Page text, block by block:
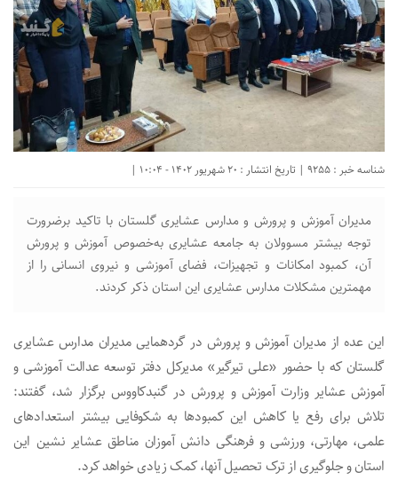
شناسه خبر : 9255 | تاریخ انتشار : 20 شهریور 1402 - 10:04 |
مدیران آموزش و پرورش و مدارس عشایری گلستان با تاکید برضرورت
توجه بیشتر مسوولان به جامعه عشایری به‌خصوص آموزش و پرورش
آن، کمبود امکانات و تجهیزات، فضای آموزشی و نیروی انسانی را از
مهمترین مشکلات مدارس عشایری این استان ذکر کردند.
این عده از مدیران آموزش و پرورش در گردهمایی مدیران مدارس عشایری
گلستان که با حضور «علی تیرگیر» مدیرکل دفتر توسعه عدالت آموزشی و
آموزش عشایر وزارت آموزش و پرورش در گنبدکاووس برگزار شد، گفتند:
تلاش برای رفع یا کاهش این کمبودها به شکوفایی بیشتر استعدادهای
علمی، مهارتی، ورزشی و فرهنگی دانش آموزان مناطق عشایر نشین این
استان و جلوگیری از ترک تحصیل آنها، کمک زیادی خواهد کرد.